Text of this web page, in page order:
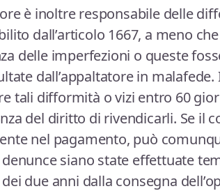
è inoltre responsabile delle
dall’articolo 1667, a meno
delle imperfezioni o queste
dall’appaltatore in
tali difformità o vizi entro 60
del diritto di rivendicarli. Se il
nel pagamento, può
siano state effettuate
due anni dalla consegna